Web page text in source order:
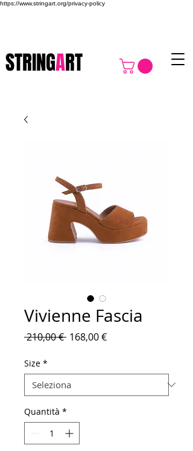
https://www.stringart.org/privacy-policy
STRINGART
Vivienne Fascia
210,00 € Prezzo
168,00 €Prezzo
Size *
Quantità *